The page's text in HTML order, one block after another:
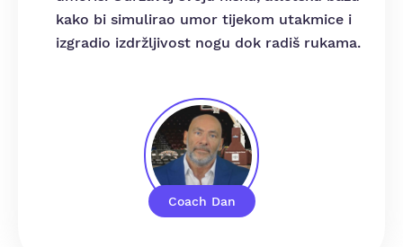
Coach Dan
kako bi simulirao umor tijekom utakmice i
izgradio izdržljivost nogu dok radiš rukama.